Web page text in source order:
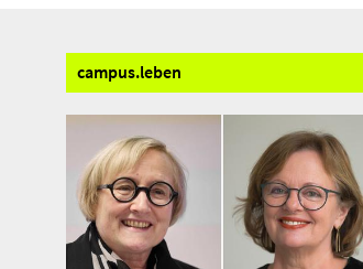
campus.leben